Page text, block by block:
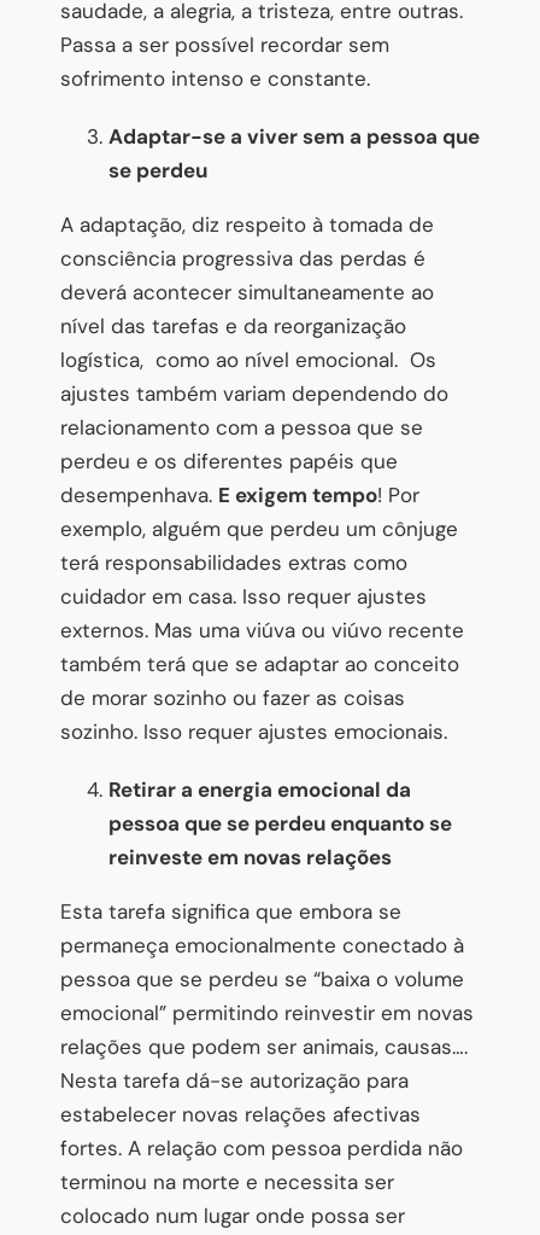
saudade, a alegria, a tristeza, entre outras.
Passa a ser possível recordar sem
sofrimento intenso e constante.
Adaptar-se a viver sem a pessoa que
se perdeu
A adaptação, diz respeito à tomada de
consciência progressiva das perdas é
deverá acontecer simultaneamente ao
nível das tarefas e da reorganização
logística, como ao nível emocional. Os
ajustes também variam dependendo do
relacionamento com a pessoa que se
perdeu e os diferentes papéis que
desempenhava. E exigem tempo! Por
exemplo, alguém que perdeu um cônjuge
terá responsabilidades extras como
cuidador em casa. Isso requer ajustes
externos. Mas uma viúva ou viúvo recente
também terá que se adaptar ao conceito
de morar sozinho ou fazer as coisas
sozinho. Isso requer ajustes emocionais.
Retirar a energia emocional da
pessoa que se perdeu enquanto se
reinveste em novas relações
Esta tarefa significa que embora se
permaneça emocionalmente conectado à
pessoa que se perdeu se “baixa o volume
emocional” permitindo reinvestir em novas
relações que podem ser animais, causas….
Nesta tarefa dá-se autorização para
estabelecer novas relações afectivas
fortes. A relação com pessoa perdida não
terminou na morte e necessita ser
colocado num lugar onde possa ser